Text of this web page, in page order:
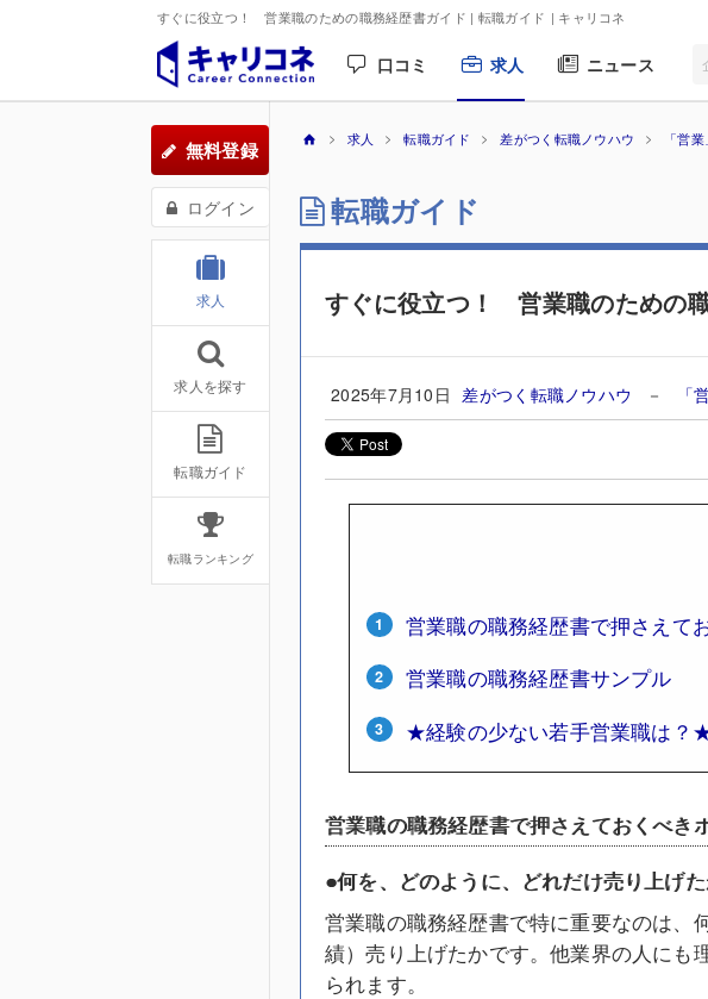
すぐに役立つ！ 営業職のための職務経歴書ガイド | 転職ガイド | キャリコネ
口コミ 求人 ニュース
無料登録
ログイン
求人
求人を探す
転職ガイド
転職ランキング
求人 転職ガイド 差がつく転職ノウハウ 「営
転職ガイド
すぐに役立つ！ 営業職のための
2025年7月10日 差がつく転職ノウハウ － 「
営業職の職務経歴書で押さえて
営業職の職務経歴書サンプル
★経験の少ない若手営業職は？
営業職の職務経歴書で押さえておくべき
●何を、どのように、どれだけ売り上げた
営業職の職務経歴書で特に重要なのは、
績）売り上げたかです。他業界の人にも
られます。